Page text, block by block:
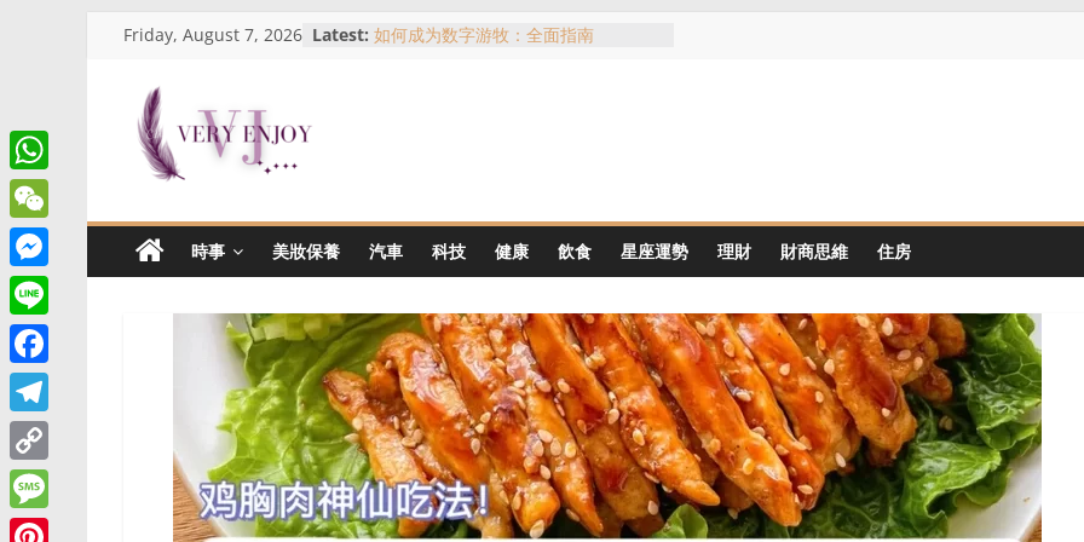
content
Friday, August 7, 2026 Latest: 如何成为数字游牧：全面指南
事件全景解析
Very
Enjoy
这
時事 美妝保養 汽車 科技 健康 飲食 星座運勢 理財 財商思維 住房
W
h
a
t
s
A
p
p
W
e
C
h
a
t
M
e
s
s
e
n
g
L
i
n
e
F
a
c
e
T
e
l
C
o
M